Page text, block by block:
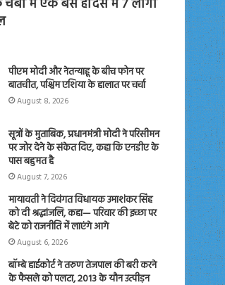
चंबा में एक बस हादसे में 7 लोगों
पीएम मोदी और नेतन्याहू के बीच फोन पर
बातचीत, पश्चिम एशिया के हालात पर चर्चा
August 8, 2026
सूत्रों के मुताबिक, प्रधानमंत्री मोदी ने परिसीमन
पर जोर देने के संकेत दिए, कहा कि एनडीए के
पास बहुमत है
August 7, 2026
मायावती ने दिवंगत विधायक उमाशंकर सिंह
को दी श्रद्धांजलि, कहा— परिवार की इच्छा पर
बेटे को राजनीति में लाएंगे आगे
August 6, 2026
बॉम्बे हाईकोर्ट ने तरुण तेजपाल की बरी करने
के फैसले को पलटा, 2013 के यौन उत्पीड़न